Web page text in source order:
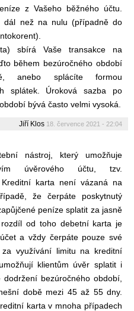
z Vašeho běžného účtu.
dál než na nulu (případně do
sbírá Vaše transakce na
během bezúročného období
anebo splácíte formou
splátek. Úroková sazba po
bývá často velmi vysoká.
Jiří Klos 18. července 2021 - 22:04
nástroj, který umožňuje
úvěrového účtu, tzv.
Kreditní karta není vázaná na
že čerpáte poskytnutý
peníze splatit za jasně
od toho debetní karta je
a vždy čerpáte pouze své
využívání limitu na kreditní
klientům úvěr splatit i
bezúročného období,
době mezi 45 až 55 dny.
karta v mnoha případech